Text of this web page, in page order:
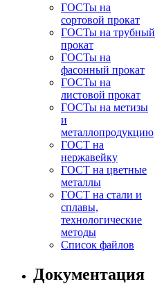
ГОСТы на
сортовой прокат
ГОСТы на трубный
прокат
ГОСТы на
фасонный прокат
ГОСТы на
листовой прокат
ГОСТы на метизы
и
металлопродукцию
ГОСТ на
нержавейку
ГОСТ на цветные
металлы
ГОСТ на стали и
сплавы,
технологические
методы
Список файлов
Документация